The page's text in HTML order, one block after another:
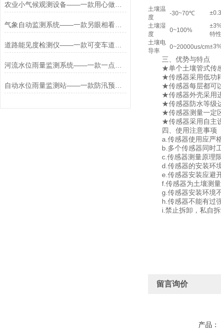
农业小气候观测设备——一款用心做事不吹嘘的无线农业气象站2023已更新
气象自动监测系统——一款另眼相看的气象观测站设备
土壤温
度
-30~70℃
土壤湿
度
0~100%
特
土壤电
导率
0~20000us/cm
三、优势与特点
★单个土壤管式传感
★传感器采用低功耗
★传感器每层都可以
★传感器外壳采用进
★传感器防水等级达
★传感器测量一定区
★传感器采用自主设
四、使用注意事项
a.传感器使用应严格
b.多个传感器同时工
c.传感器测量原理限
d.传感器的安装环境
e.传感器安装应避开
f.传感器为土壤测量
g.传感器安装环境
h.传感器不能有过
i.禁止拆卸，私自拆
留言询价
产品：